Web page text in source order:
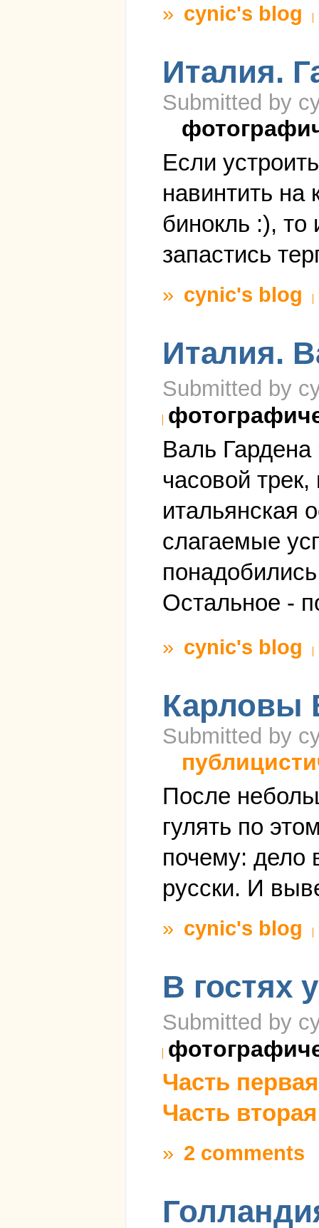
» cynic's blog
Италия.
Submitted by
Если
навинтить на
бинокль :),
запастись
» cynic's blog
Италия.
Submitted by
Валь Гардена
часовой
итальянская
слагаемые
Остальное -
» cynic's blog
Карловы
Submitted by
После
гулять по
почему: дело
русски. И
» cynic's blog
В гостях
Submitted by
Часть первая
Часть вторая
» 2 comments